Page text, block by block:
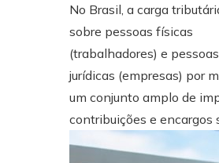
No Brasil, a carga
sobre pessoas físicas
(trabalhadores) e pessoas
jurídicas (empresas) por
um conjunto amplo de
contribuições e encargos